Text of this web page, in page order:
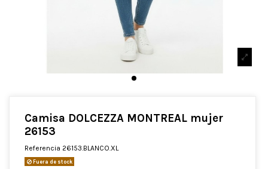
Camisa DOLCEZZA MONTREAL mujer
26153
Referencia 26153.BLANCO.XL
Fuera de stock